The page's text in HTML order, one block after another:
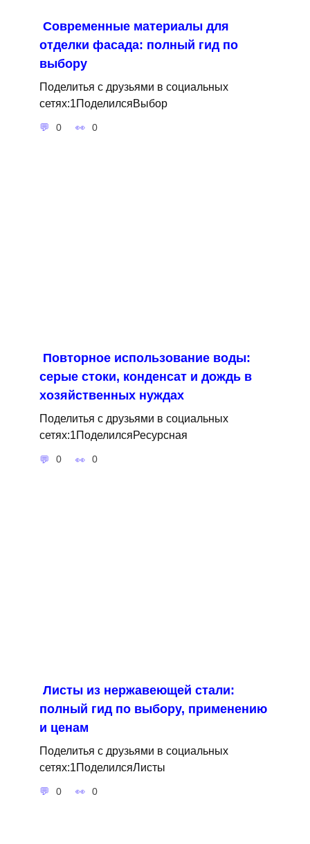
Современные материалы для
отделки фасада: полный гид по
выбору
Поделитья с друзьями в социальных
сетях:1ПоделилсяВыбор
0 0
Повторное использование воды:
серые стоки, конденсат и дождь в
хозяйственных нуждах
Поделитья с друзьями в социальных
сетях:1ПоделилсяРесурсная
0 0
Листы из нержавеющей стали:
полный гид по выбору, применению
и ценам
Поделитья с друзьями в социальных
сетях:1ПоделилсяЛисты
0 0